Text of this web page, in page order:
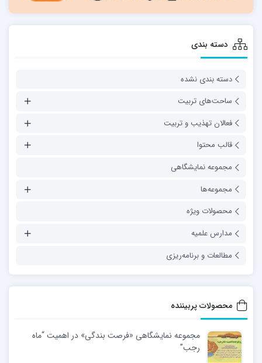
دسته بندی
دسته بندی نشده
ساحت‌های تربیت
فعالان تهذیب و تربیت
قالب محتوا
مجموعه نمایشگاهی
مجموعه‌ها
محصولات ویژه
مدارس علمیه
مطالعات و برنامه‌ریزی
محصولات پربیننده
مجموعه نمایشگاهی «فرصت بندگی» در اهمیت “ماه
رجب”